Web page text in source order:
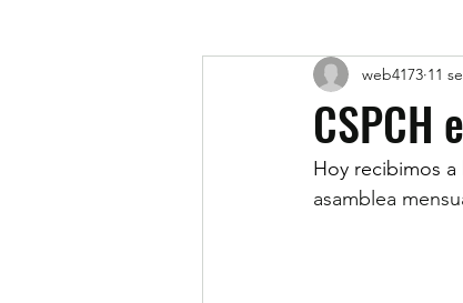
CSPCH
web4173 11
Hoy recibimos
asamblea